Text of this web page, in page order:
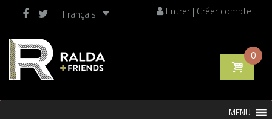
Français Entrer | Créer compte
0
Skip
MENU